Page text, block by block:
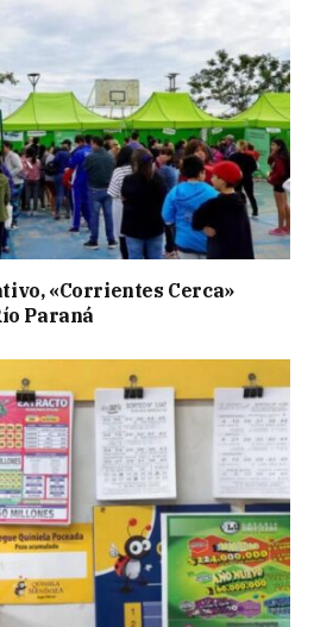
«Corrientes Cerca»
Paraná